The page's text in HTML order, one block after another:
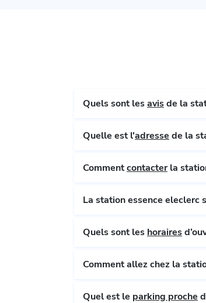
Quels sont lesavisde la
Quelle est l'adresse de la
Commentcontacterla
Quels sont les horaires
Comment allez chez la
Quel est le parking proche